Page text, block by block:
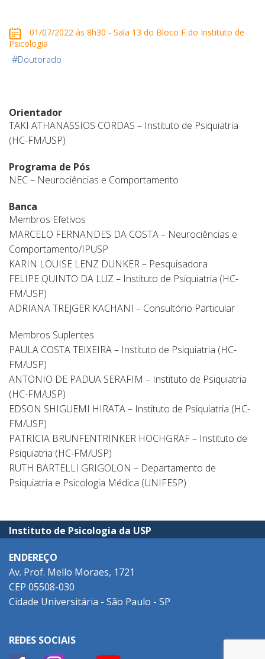
01/07/2022 às 8h30 - Sala 13 do Bloco F do Instituto de
Psicologia
#Doutorado
Orientador
TAKI ATHANASSIOS CORDAS – Instituto de Psiquiatria
(HC-FM/USP)
Programa de Pós
NEC – Neurociências e Comportamento
Banca
Membros Efetivos
MARCELO FERNANDES DA COSTA – Neurociências e
Comportamento/IPUSP
KARIN LOUISE LENZ DUNKER – Pesquisadora
FELIPE QUINTO DA LUZ – Instituto de Psiquiatria (HC-
FM/USP)
ADRIANA TREJGER KACHANI – Consultório Particular
Membros Suplentes
PAULA COSTA TEIXEIRA – Instituto de Psiquiatria (HC-
FM/USP)
ANTONIO DE PADUA SERAFIM – Instituto de Psiquiatria
(HC-FM/USP)
EDSON SHIGUEMI HIRATA – Instituto de Psiquiatria (HC-
FM/USP)
PATRICIA BRUNFENTRINKER HOCHGRAF – Instituto de
Psiquiatria (HC-FM/USP)
RUTH BARTELLI GRIGOLON – Departamento de
Psiquiatria e Psicologia Médica (UNIFESP)
Instituto de Psicologia da USP
ENDEREÇO
Av. Prof. Mello Moraes, 1721
CEP 05508-030
Cidade Universitária - São Paulo - SP
REDES SOCIAIS